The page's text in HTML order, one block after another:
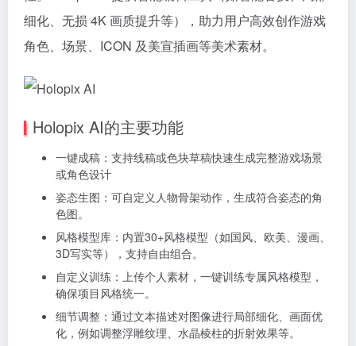
细化、无损 4K 画质提升等），助力用户高效创作游戏
角色、场景、ICON 及美宣插画等美术素材。
Holopix AI的主要功能
一键成稿‌：支持线稿或色块草稿快速生成完整游戏场景
或角色设计
姿态生图：可自定义人物骨架动作，生成符合姿态的角
色图。
风格模型库：内置30+风格模型（如国风、欧美、漫画、
3D写实等），支持自由组合。
自定义训练：上传个人素材，一键训练专属风格模型，
确保项目风格统一。
细节调整‌：通过文本描述对图像进行局部细化、画面优
化，例如调整浮雕纹理、水晶棱柱的折射效果等。